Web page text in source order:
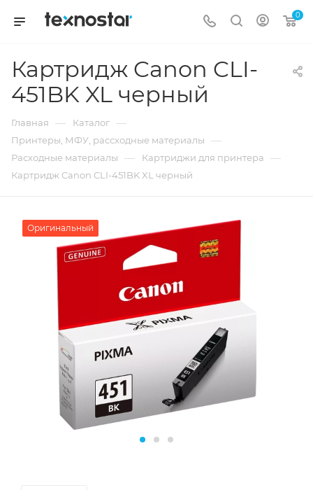
0
Картридж Canon CLI-
451BK XL черный
Главная — Каталог —
Принтеры, МФУ, рассходные материалы —
Расходные материалы — Картриджи для принтера —
Картридж Canon CLI-451BK XL черный
Оригинальный